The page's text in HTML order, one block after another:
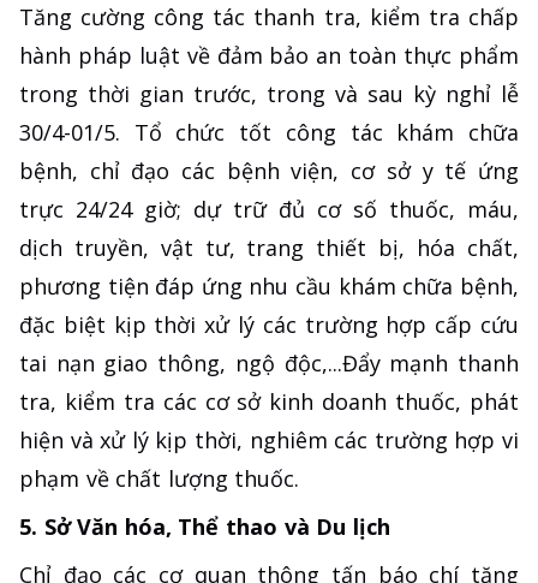
Tăng cường công tác thanh tra, kiểm tra chấp
hành pháp luật về đảm bảo an toàn thực phẩm
trong thời gian trước, trong và sau kỳ nghỉ lễ
30/4-01/5. Tổ chức tốt công tác khám chữa
bệnh, chỉ đạo các bệnh viện, cơ sở y tế ứng
trực 24/24 giờ; dự trữ đủ cơ số thuốc, máu,
dịch truyền, vật tư, trang thiết bị, hóa chất,
phương tiện đáp ứng nhu cầu khám chữa bệnh,
đặc biệt kịp thời xử lý các trường hợp cấp cứu
tai nạn giao thông, ngộ độc,...Đẩy mạnh thanh
tra, kiểm tra các cơ sở kinh doanh thuốc, phát
hiện và xử lý kịp thời, nghiêm các trường hợp vi
phạm về chất lượng thuốc.
5. Sở Văn hóa, Thể thao và Du lịch
Chỉ đạo các cơ quan thông tấn báo chí tăng